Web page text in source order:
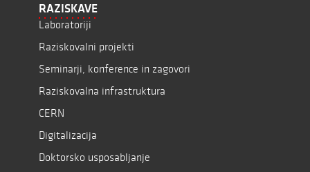
RAZISKAVE
Laboratoriji
Raziskovalni projekti
Seminarji, konference in zagovori
Raziskovalna infrastruktura
CERN
Digitalizacija
Doktorsko usposabljanje